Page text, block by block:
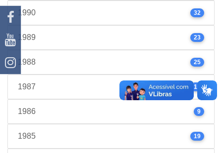
1990 32
1989 23
1988 25
1987 17
1986 9
1985 19